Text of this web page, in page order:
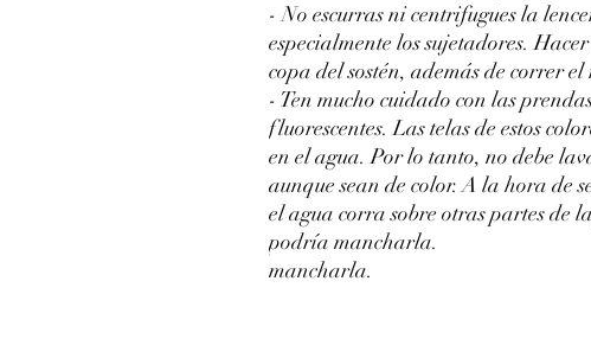
- No escurras ni centrifugues la
especialmente los sujetadores.
copa del sostén, además de correr
- Ten mucho cuidado con las
fluorescentes. Las telas de estos
en el agua. Por lo tanto, no debe
aunque sean de color. A la hora de
el agua corra sobre otras partes de
podría mancharla.
mancharla.